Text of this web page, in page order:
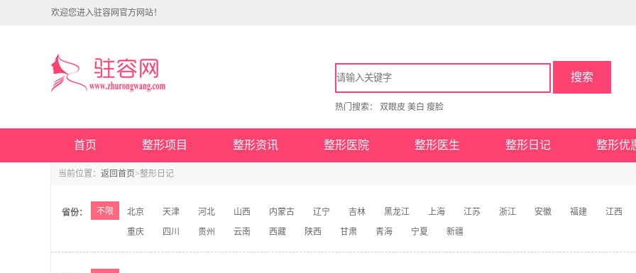
欢迎您进入驻容网官方网站！
搜索
热门搜索： 双眼皮 美白 瘦脸
首页 整形项目 整形资讯 整形医院 整形医生 整形日记 整形优
当前位置： 返回首页>整形日记
省份： 北京 天津 河北 山西 内蒙古 辽宁 吉林 黑龙江 上海 江苏 浙江 安徽 福建 江西
重庆
四川 贵州 云南 西藏 陕西 甘肃 青海 宁夏 新疆
不限